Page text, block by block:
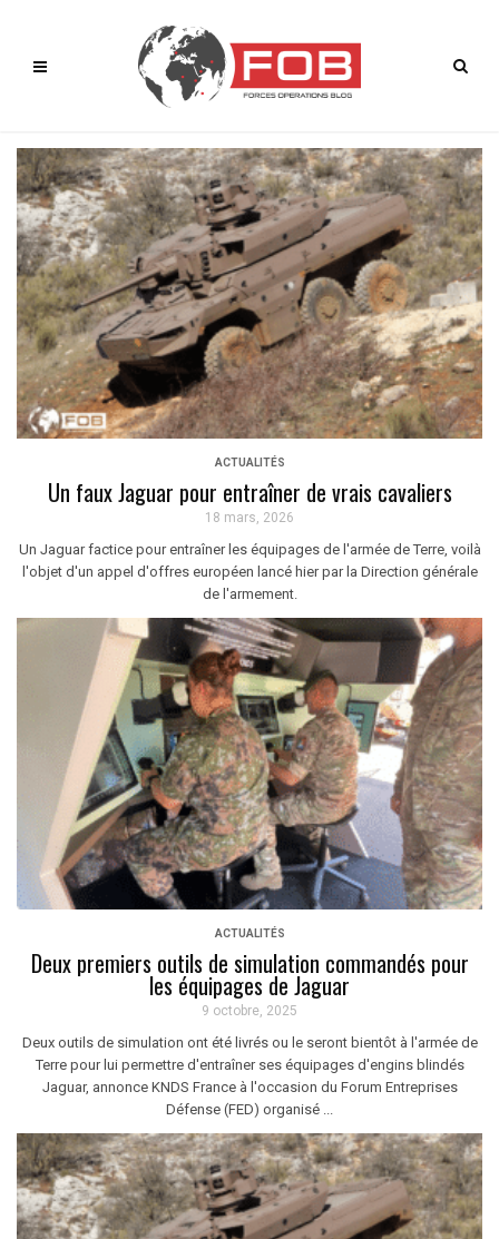
ACTUALITÉS
Un faux Jaguar pour entraîner de vrais cavaliers
18 mars, 2026
Un Jaguar factice pour entraîner les équipages de l'armée de Terre, voilà
l'objet d'un appel d'offres européen lancé hier par la Direction générale
de l'armement.
ACTUALITÉS
Deux premiers outils de simulation commandés pour
les équipages de Jaguar
9 octobre, 2025
Deux outils de simulation ont été livrés ou le seront bientôt à l'armée de
Terre pour lui permettre d'entraîner ses équipages d'engins blindés
Jaguar, annonce KNDS France à l'occasion du Forum Entreprises
Défense (FED) organisé ...